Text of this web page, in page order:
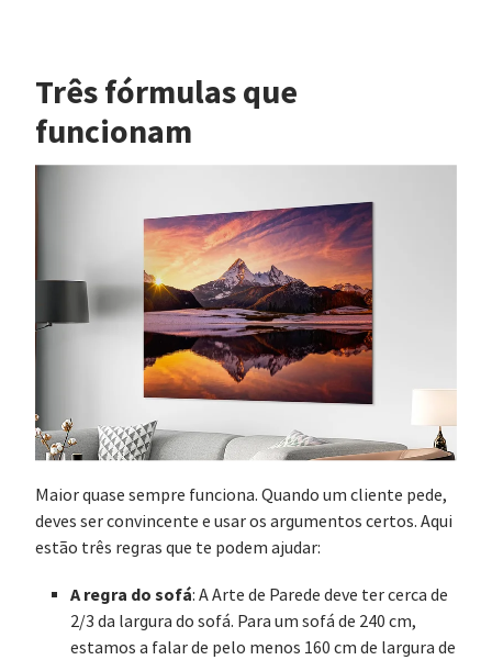
Três fórmulas que
funcionam
Maior quase sempre funciona. Quando um cliente pede,
deves ser convincente e usar os argumentos certos. Aqui
estão três regras que te podem ajudar:
A regra do sofá: A Arte de Parede deve ter cerca de
2/3 da largura do sofá. Para um sofá de 240 cm,
estamos a falar de pelo menos 160 cm de largura de